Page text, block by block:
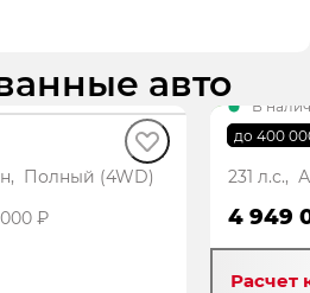
авто
Полный (4WD)
₽
до 400
В
GS8
231 л.с.,
4 949
Расчет